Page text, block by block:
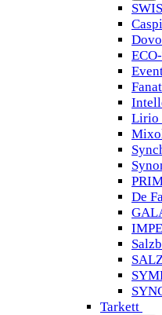
Fanat
Lirio
De
Tarkett